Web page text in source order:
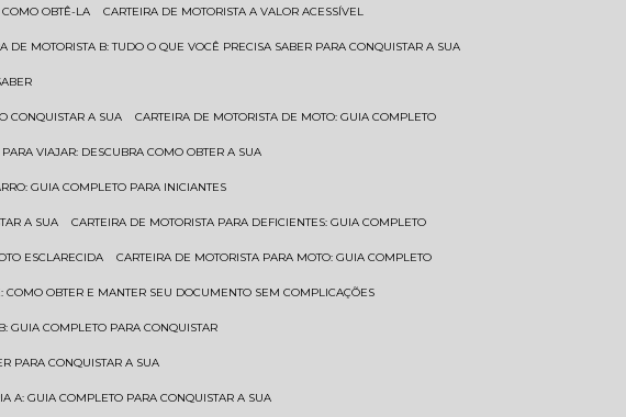
COMO OBTÊ-LA CARTEIRA DE MOTORISTA A VALOR ACESSÍVEL
DE MOTORISTA B: TUDO O QUE VOCÊ PRECISA SABER PARA CONQUISTAR A SUA
CONQUISTAR A SUA CARTEIRA DE MOTORISTA DE MOTO: GUIA COMPLETO
VIAJAR: DESCUBRA COMO OBTER A SUA
GUIA COMPLETO PARA INICIANTES
A SUA CARTEIRA DE MOTORISTA PARA DEFICIENTES: GUIA COMPLETO
ESCLARECIDA CARTEIRA DE MOTORISTA PARA MOTO: GUIA COMPLETO
COMO OBTER E MANTER SEU DOCUMENTO SEM COMPLICAÇÕES
GUIA COMPLETO PARA CONQUISTAR
PARA CONQUISTAR A SUA
A: GUIA COMPLETO PARA CONQUISTAR A SUA